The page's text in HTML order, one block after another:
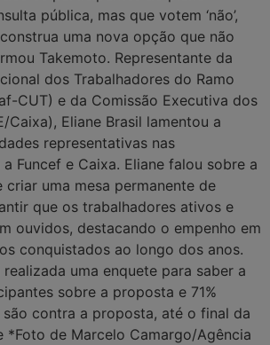
pública, mas que votem ‘não’,
uma nova opção que não
Takemoto. Representante da
dos Trabalhadores do Ramo
CUT) e da Comissão Executiva dos
Caixa), Eliane Brasil lamentou a
representativas nas
Funcef e Caixa. Eliane falou sobre a
uma mesa permanente de
que os trabalhadores ativos e
ouvidos, destacando o empenho em
conquistados ao longo dos anos.
uma enquete para saber a
sobre a proposta e 71%
são contra a proposta, até o final da
*Foto de Marcelo Camargo/Agência